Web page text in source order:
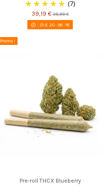
(7)
39,19 €39,99 €
01 d. 20:58:17
Promo !
Pre-roll THCX Blueberry